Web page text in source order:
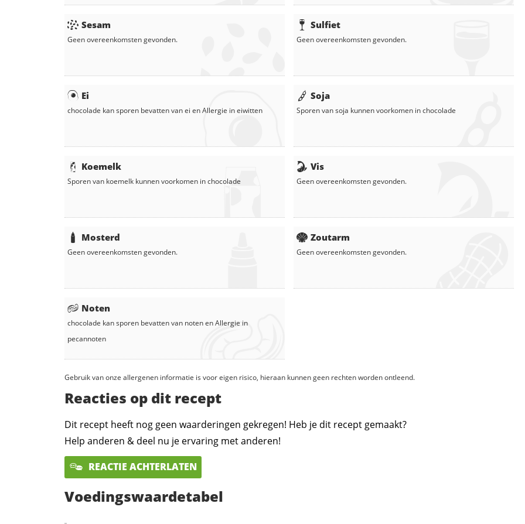
Sesam
Geen overeenkomsten gevonden.
Ei
chocolade kan sporen bevatten van ei enAllergie ineiwitten
Koemelk
Sporen van koemelk kunnen voorkomen inchocolade
Mosterd
Geen overeenkomsten gevonden.
Noten
chocolade kan sporen bevatten van noten enAllergie in
pecannoten
Sulfiet
Geen overeenkomsten gevonden.
Soja
Sporen van soja kunnen voorkomen inchocolade
Vis
Geen overeenkomsten gevonden.
Zoutarm
Geen overeenkomsten gevonden.
Gebruik van onze allergenen informatie is voor eigen risico, hieraan kunnen geen rechten worden ontleend.
Reacties op dit recept
Dit recept heeft nog geen waarderingen gekregen! Heb je dit recept gemaakt?
Help anderen & deel nu je ervaring met anderen!
REACTIE ACHTERLATEN
Voedingswaardetabel